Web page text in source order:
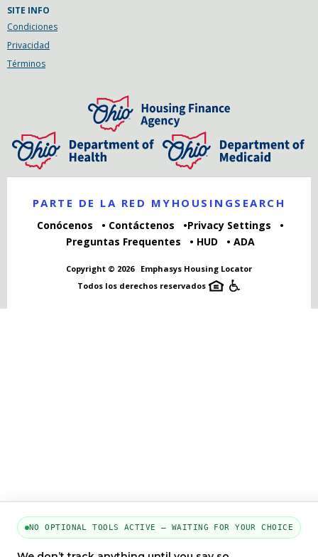
SITE INFO
Condiciones
Privacidad
Términos
PARTE DE LA RED MYHOUSINGSEARCH
Conócenos Contáctenos
Privacy Settings
Preguntas Frequentes
HUD ADA
Copyright © 2026 Emphasys Housing Locator
Todos los derechos reservados
NO OPTIONAL TOOLS ACTIVE — WAITING FOR YOUR CHOICE